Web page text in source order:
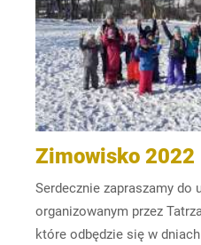
Zimowisko 2022
Serdecznie zapraszamy do
organizowanym przez
które odbędzie się w